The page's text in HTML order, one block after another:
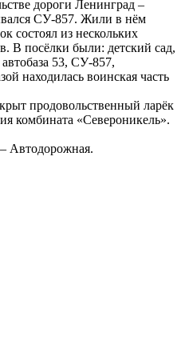
дороги Ленинград –
СУ-857. Жили в нём
состоял из нескольких
В посёлки были: детский сад,
53, СУ-857,
находилась воинская часть
продовольственный ларёк
комбината «Североникель».
Автодорожная.